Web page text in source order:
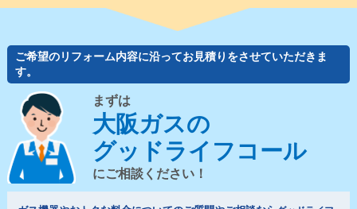
ご希望のリフォーム内容に沿ってお見積りをさせていただきま
す。
まずは
大阪ガスの
グッドライフコール
にご相談ください！